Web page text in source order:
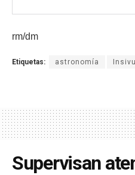
rm/dm
Etiquetas: astronomía
Supervisan